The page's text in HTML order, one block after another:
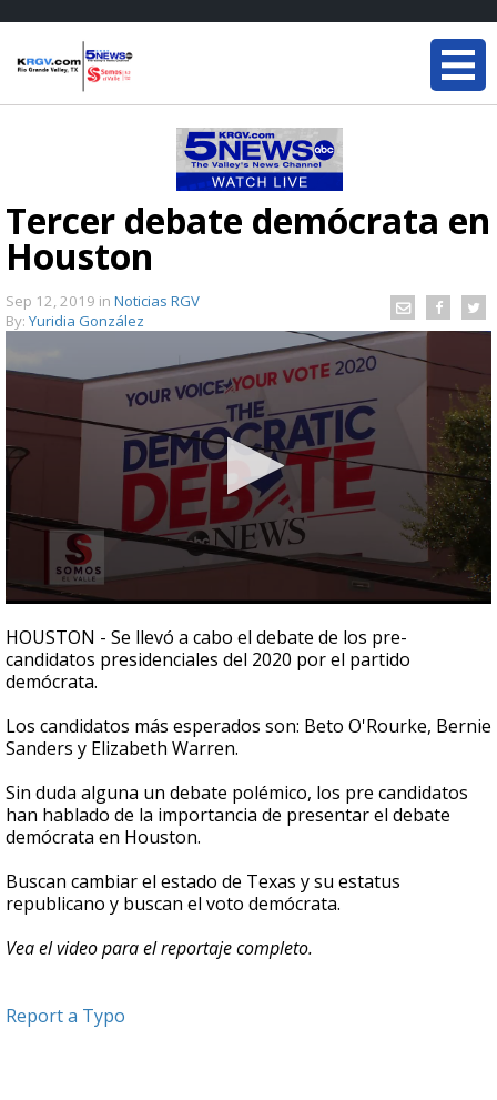
Tercer debate demócrata en
Houston
Sep 12, 2019 in Noticias RGV
By: Yuridia González
seconds
of
1
minute,
seconds
HOUSTON - Se llevó a cabo el debate de los pre-
candidatos presidenciales del 2020 por el partido
demócrata.
Los candidatos más esperados son: Beto O'Rourke, Bernie
Sanders y Elizabeth Warren.
Sin duda alguna un debate polémico, los pre candidatos
han hablado de la importancia de presentar el debate
demócrata en Houston.
Buscan cambiar el estado de Texas y su estatus
republicano y buscan el voto demócrata.
Vea el video para el reportaje completo.
Report a Typo